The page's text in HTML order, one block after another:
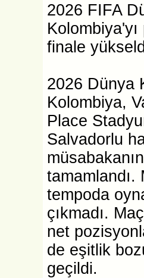
2026 FIFA
finale
2026 Dünya
Kolombiya,
Place
Salvadorlu
tamamlandı.
tempoda
çıkmadı.
net
de eşitlik
geçildi.